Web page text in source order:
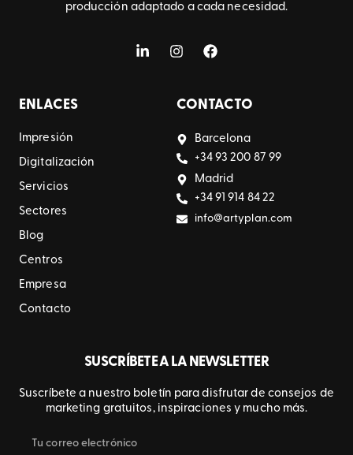
producción adaptado a cada necesidad.
ENLACES
Impresión
Digitalización
Servicios
Sectores
Blog
Centros
Empresa
Contacto
CONTACTO
Barcelona
+34 93 200 87 99
Madrid
+34 91 914 84 22
info@artyplan.com
SUSCRÍBETE A LA NEWSLETTER
Suscríbete a nuestro boletín para disfrutar de consejos de
marketing gratuitos, inspiraciones y mucho más.